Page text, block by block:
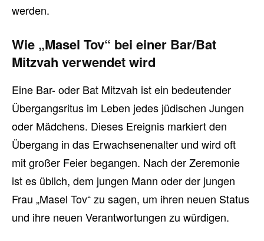
werden.
Wie „Masel Tov“ bei einer Bar/Bat
Mitzvah verwendet wird
Eine Bar- oder Bat Mitzvah ist ein bedeutender
Übergangsritus im Leben jedes jüdischen Jungen
oder Mädchens. Dieses Ereignis markiert den
Übergang in das Erwachsenenalter und wird oft
mit großer Feier begangen. Nach der Zeremonie
ist es üblich, dem jungen Mann oder der jungen
Frau „Masel Tov“ zu sagen, um ihren neuen Status
und ihre neuen Verantwortungen zu würdigen.